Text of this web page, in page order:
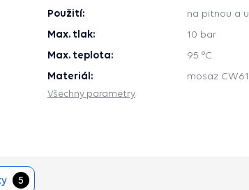
Použití: na pitnou a
Max. tlak: 10 bar
Max. teplota: 95 °C
Materiál:
mosaz
Všechny parametry
5